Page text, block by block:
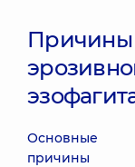
Причины
Основные
причины